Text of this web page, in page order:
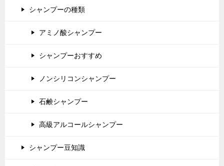
シャンプーの種類
アミノ酸シャンプー
シャンプーおすすめ
ノンシリコンシャンプー
石鹸シャンプー
高級アルコールシャンプー
シャンプー豆知識